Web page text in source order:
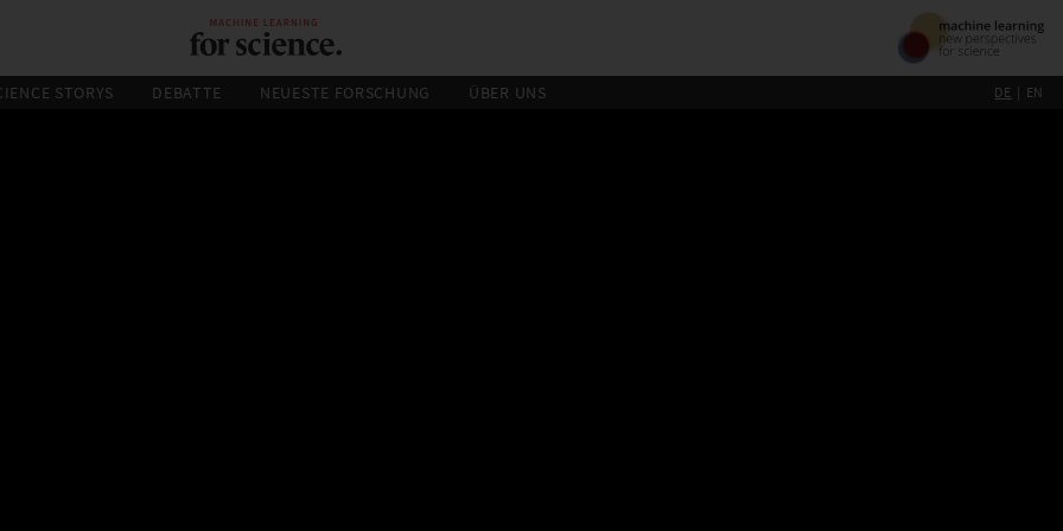
STORYS DEBATTE NEUESTE FORSCHUNG ÜBER UNS DE EN